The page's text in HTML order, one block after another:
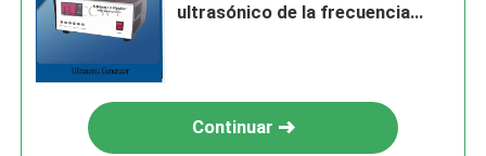
ultrasónico de la frecuencia
Continuar